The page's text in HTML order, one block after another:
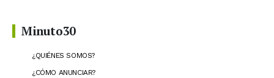
Minuto30
¿QUIÉNES SOMOS?
¿CÓMO ANUNCIAR?